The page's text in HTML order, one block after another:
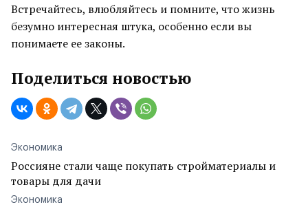
Встречайтесь, влюбляйтесь и помните, что жизнь
безумно интересная штука, особенно если вы
понимаете ее законы.
Поделиться новостью
Экономика
Россияне стали чаще покупать стройматериалы и
товары для дачи
Экономика